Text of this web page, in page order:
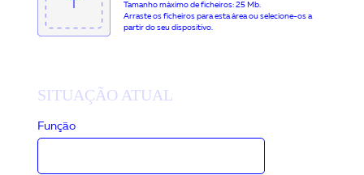
Tamanho máximo de ficheiros: 25 Mb.
Arraste os ficheiros para esta área ou selecione-os a
partir do seu dispositivo.
SITUAÇÃO ATUAL
Função